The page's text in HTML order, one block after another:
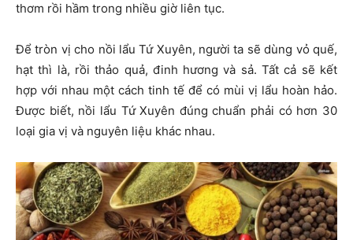
thơm rồi hầm trong nhiều giờ liên tục.
Để tròn vị cho nồi lẩu Tứ Xuyên, người ta sẽ dùng vỏ quế,
hạt thì là, rồi thảo quả, đinh hương và sả. Tất cả sẽ kết
hợp với nhau một cách tinh tế để có mùi vị lẩu hoàn hảo.
Được biết, nồi lẩu Tứ Xuyên đúng chuẩn phải có hơn 30
loại gia vị và nguyên liệu khác nhau.